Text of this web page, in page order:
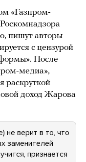
«Газпром-
пишут авторы
с цензурой
После
медиа»,
раскруткой
доход Жарова
не верит в то, что
заменителей
признается